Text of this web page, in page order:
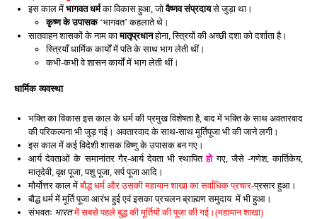
इस काल में भागवत धर्मका विकास हुआ, जोवैष्णव संप्रदायसे जुड़ा था।
कृष्ण के उपासक‘भागवत’ कहलाते थे।
सातवाहन शासकों के नाम कामातृप्रधानहोना, स्त्रियों की अच्छी दशा को दर्शाता है।
स्त्रियाँ धार्मिक कार्यों में पति के साथ भाग लेती थीं।
कभी-कभी वे शासन कार्यों में भाग लेती थीं।
धार्मिक व्यवस्था
भक्ति का विकास इस काल के धर्म की प्रमुख विशेषता है, बाद में भक्ति के साथ अवतारवाद
की परिकल्पना भी जुड़ गई। अवतारवाद के साथ-साथ मूर्तिपूजा भी की जाने लगी।
इस काल में कई विदेशी शासक विष्णु के उपासक बन गए।
आर्य देवताओं के समानांतर गैर-आर्य देवता भी स्थापितहोगए, जैसे -गणेश, कार्तिकेय,
मातृदेवी, वृक्ष पूजा, पशु पूजा, सर्प पूजा आदि।
मौर्योत्तर काल मेंबौद्ध धर्म और उसकी महायान शाखा का सर्वाधिक प्रचार-प्रसार हुआ।
बौद्ध धर्म में मूर्ति पूजा आरंभ हुई एवं इसका प्रचलन ब्राह्मण समुदाय में भी हुआ।
संभवतः भारतमें सबसे पहले बुद्ध की मूर्तियों की पूजा की गई।(महायान शाखा)